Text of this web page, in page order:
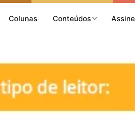
Colunas Conteúdos Assine